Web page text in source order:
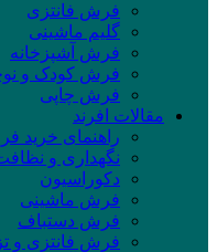
فرش فانتزی
گلیم ماشینی
فرش آشپزخانه
فرش کودک و
فرش چاپی
مقالات افرند
راهنمای خرید
نگهداری و
دکوراسیون
فرش ماشینی
فرش دستباف
فرش فانتزی و